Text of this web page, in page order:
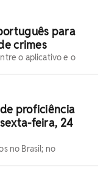
para
crimes
o aplicativo e o
proficiência
feira, 24
no Brasil; no